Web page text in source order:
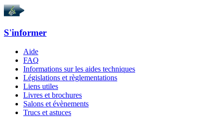
S'informer
Aide
FAQ
Informations sur les aides techniques
Législations et règlementations
Liens utiles
Livres et brochures
Salons et évènements
Trucs et astuces